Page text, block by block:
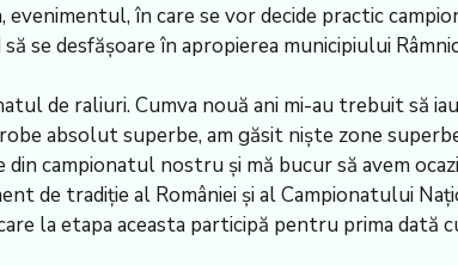
evenimentul, în care se vor decide practic
se desfăşoare în apropierea municipiului
de raliuri. Cumva nouă ani mi-au trebuit să
absolut superbe, am găsit nişte zone
campionatul nostru şi mă bucur să avem
de tradiţie al României şi al Campionatului
la etapa aceasta participă pentru prima dată